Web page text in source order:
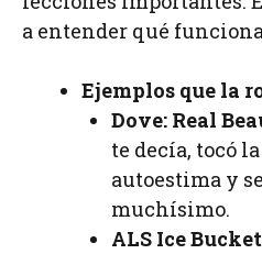
a entender qué
Ejemplos que la
Dove: Real
te decía, tocó
autoestima y
muchísimo.
ALS Ice